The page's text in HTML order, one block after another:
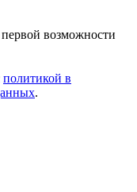
возможности
политикой в
.